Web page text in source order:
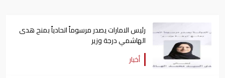
رئيس الامارات يصدر مرسوماً اتحادياً بمنح هدى
الهاشمي درجة وزير
أخبار